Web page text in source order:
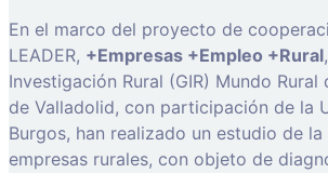
En el marco del proyecto de
LEADER, +Empresas +Empleo +Rural
Investigación Rural (GIR) Mundo Rural
de Valladolid, con participación de la
Burgos, han realizado un estudio de
empresas rurales, con objeto de